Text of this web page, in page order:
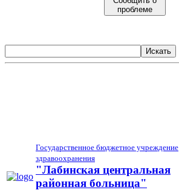
проблеме
Искать
Государственное бюджетное учреждение
здравоохранения
"Лабинская центральная
районная больница"